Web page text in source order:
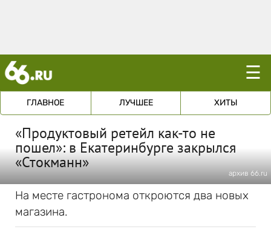
☰
ГЛАВНОЕ ЛУЧШЕЕ ХИТЫ
«Продуктовый ретейл как-то не
пошел»: в Екатеринбурге закрылся
«Стокманн»
архив 66.ru
На месте гастронома откроются два новых
магазина.